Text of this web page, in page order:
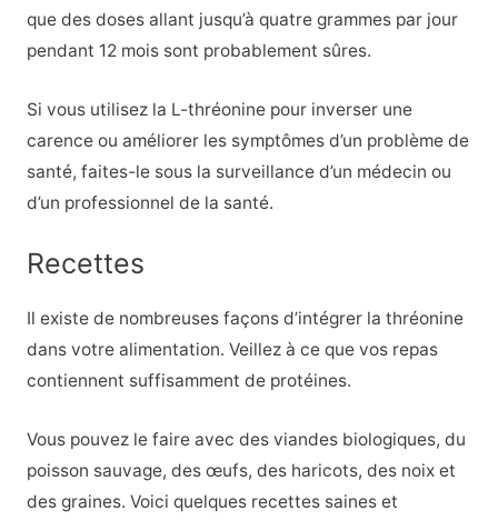
que des doses allant jusqu’à quatre grammes par jour
pendant 12 mois sont probablement sûres.
Si vous utilisez la L-thréonine pour inverser une
carence ou améliorer les symptômes d’un problème de
santé, faites-le sous la surveillance d’un médecin ou
d’un professionnel de la santé.
Recettes
Il existe de nombreuses façons d’intégrer la thréonine
dans votre alimentation. Veillez à ce que vos repas
contiennent suffisamment de protéines.
Vous pouvez le faire avec des viandes biologiques, du
poisson sauvage, des œufs, des haricots, des noix et
des graines. Voici quelques recettes saines et